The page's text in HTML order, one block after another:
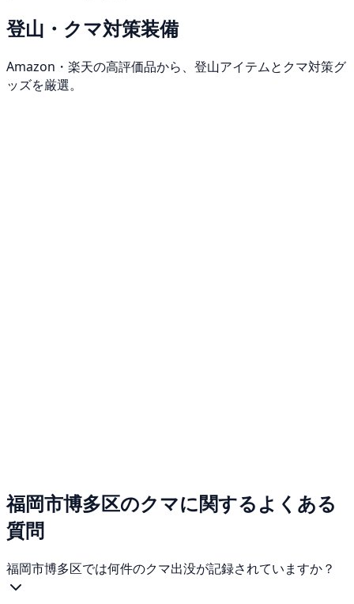
登山・クマ対策装備
Amazon・楽天の高評価品から、登山アイテムとクマ対策グ
ッズを厳選。
福岡市博多区のクマに関するよくある
質問
福岡市博多区では何件のクマ出没が記録されていますか？